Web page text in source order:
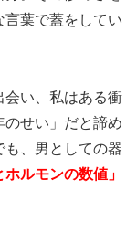
葉で蓋をしてい
会い、私はある衝
せい」だと諦め
も、男としての器
ホルモンの数値」